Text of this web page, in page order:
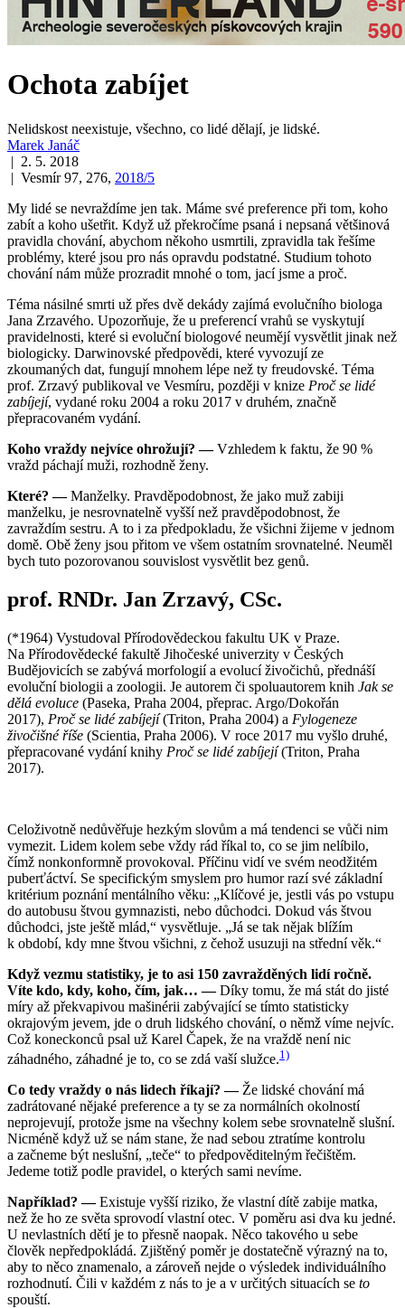
Ochota zabíjet
Nelidskost neexistuje, všechno, co lidé dělají, je lidské.
Marek Janáč
| 2. 5. 2018
| Vesmír 97, 276, 2018/5
My lidé se nevraždíme jen tak. Máme své preference při tom, koho
zabít a koho ušetřit. Když už překročíme psaná i nepsaná většinová
pravidla chování, abychom někoho usmrtili, zpravidla tak řešíme
problémy, které jsou pro nás opravdu podstatné. Studium tohoto
chování nám může prozradit mnohé o tom, jací jsme a proč.
Téma násilné smrti už přes dvě dekády zajímá evolučního biologa
Jana Zrzavého. Upozorňuje, že u preferencí vrahů se vyskytují
pravidelnosti, které si evoluční biologové neumějí vysvětlit jinak než
biologicky. Darwinovské předpovědi, které vyvozují ze
zkoumaných dat, fungují mnohem lépe než ty freudovské. Téma
prof. Zrzavý publikoval ve Vesmíru, později v knize Proč se lidé
zabíjejí, vydané roku 2004 a roku 2017 v druhém, značně
přepracovaném vydání.
Koho vraždy nejvíce ohrožují? —Vzhledem k faktu, že 90 %
vražd páchají muži, rozhodně ženy.
Které? —Manželky. Pravděpodobnost, že jako muž zabiji
manželku, je nesrovnatelně vyšší než pravděpodobnost, že
zavraždím sestru. A to i za předpokladu, že všichni žijeme v jednom
domě. Obě ženy jsou přitom ve všem ostatním srovnatelné. Neuměl
bych tuto pozorovanou souvislost vysvětlit bez genů.
prof. RNDr. Jan Zrzavý, CSc.
(*1964) Vystudoval Přírodovědeckou fakultu UK v Praze.
Na Přírodovědecké fakultě Jihočeské univerzity v Českých
Budějovicích se zabývá morfologií a evolucí živočichů, přednáší
evoluční biologii a zoologii. Je autorem či spoluautorem knih Jak se
dělá evoluce (Paseka, Praha 2004, přeprac. Argo/Dokořán
2017), Proč se lidé zabíjejí(Triton, Praha 2004) a Fylogeneze
živočišné říše (Scientia, Praha 2006). V roce 2017 mu vyšlo druhé,
přepracované vydání knihy Proč se lidé zabíjejí(Triton, Praha
2017).
Celoživotně nedůvěřuje hezkým slovům a má tendenci se vůči nim
vymezit. Lidem kolem sebe vždy rád říkal to, co se jim nelíbilo,
čímž nonkonformně provokoval. Příčinu vidí ve svém neodžitém
puberťáctví. Se specifickým smyslem pro humor razí své základní
kritérium poznání mentálního věku: „Klíčové je, jestli vás po vstupu
do autobusu štvou gymnazisti, nebo důchodci. Dokud vás štvou
důchodci, jste ještě mlád,“ vysvětluje. „Já se tak nějak blížím
k období, kdy mne štvou všichni, z čehož usuzuji na střední věk.“
Když vezmu statistiky, je to asi 150 zavražděných lidí ročně.
Víte kdo, kdy, koho, čím, jak… —Díky tomu, že má stát do jisté
míry až překvapivou mašinérii zabývající se tímto statisticky
okrajovým jevem, jde o druh lidského chování, o němž víme nejvíc.
Což koneckonců psal už Karel Čapek, že na vraždě není nic
záhadného, záhadné je to, co se zdá vaší služce.1)
Co tedy vraždy o nás lidech říkají? — Že lidské chování má
zadrátované nějaké preference a ty se za normálních okolností
neprojevují, protože jsme na všechny kolem sebe srovnatelně slušní.
Nicméně když už se nám stane, že nad sebou ztratíme kontrolu
a začneme být neslušní, „teče“ to předpověditelným řečištěm.
Jedeme totiž podle pravidel, o kterých sami nevíme.
Například? —Existuje vyšší riziko, že vlastní dítě zabije matka,
než že ho ze světa sprovodí vlastní otec. V poměru asi dva ku jedné.
U nevlastních dětí je to přesně naopak. Něco takového u sebe
člověk nepředpokládá. Zjištěný poměr je dostatečně výrazný na to,
aby to něco znamenalo, a zároveň nejde o výsledek individuálního
rozhodnutí. Čili v každém z nás to je a v určitých situacích se to
spouští.